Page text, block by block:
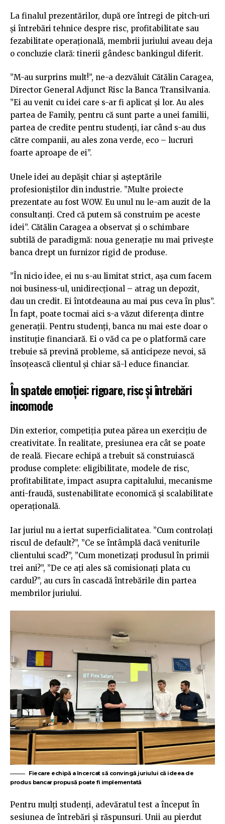
La finalul prezentărilor, după ore întregi de pitch-uri
și întrebări tehnice despre risc, profitabilitate sau
fezabilitate operațională, membrii juriului aveau deja
o concluzie clară: tinerii gândesc bankingul diferit.
”M-au surprins mult!”, ne-a dezvăluit Cătălin Caragea,
Director General Adjunct Risc la Banca Transilvania.
”Ei au venit cu idei care s-ar fi aplicat și lor. Au ales
partea de Family, pentru că sunt parte a unei familii,
partea de credite pentru studenți, iar când s-au dus
către companii, au ales zona verde, eco – lucruri
foarte aproape de ei”.
Unele idei au depășit chiar și așteptările
profesioniștilor din industrie. ”Multe proiecte
prezentate au fost WOW. Eu unul nu le-am auzit de la
consultanți. Cred că putem să construim pe aceste
idei”. Cătălin Caragea a observat și o schimbare
subtilă de paradigmă: noua generație nu mai privește
banca drept un furnizor rigid de produse.
”În nicio idee, ei nu s-au limitat strict, așa cum facem
noi business-ul, unidirecțional – atrag un depozit,
dau un credit. Ei întotdeauna au mai pus ceva în plus”.
În fapt, poate tocmai aici s-a văzut diferența dintre
generații. Pentru studenți, banca nu mai este doar o
instituție financiară. Ei o văd ca pe o platformă care
trebuie să prevină probleme, să anticipeze nevoi, să
însoțească clientul și chiar să-l educe financiar.
În spatele emoției: rigoare, risc și întrebări
incomode
Din exterior, competiția putea părea un exercițiu de
creativitate. În realitate, presiunea era cât se poate
de reală. Fiecare echipă a trebuit să construiască
produse complete: eligibilitate, modele de risc,
profitabilitate, impact asupra capitalului, mecanisme
anti-fraudă, sustenabilitate economică și scalabilitate
operațională.
Iar juriul nu a iertat superficialitatea. ”Cum controlați
riscul de default?”, ”Ce se întâmplă dacă veniturile
clientului scad?”, ”Cum monetizați produsul în primii
trei ani?”, ”De ce ați ales să comisionați plata cu
cardul?”, au curs în cascadă întrebările din partea
membrilor juriului.
Fiecare echipă a încercat să convingă juriului că ideea de
produs bancar propusă poate fi implementată
Pentru mulți studenți, adevăratul test a început în
sesiunea de întrebări și răspunsuri. Unii au pierdut